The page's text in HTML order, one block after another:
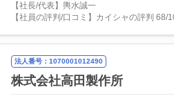
【社長/代表】輿水誠一
【社員の評判/口コミ】カイシャの評判 68/
法人番号：1070001012490
株式会社高田製作所